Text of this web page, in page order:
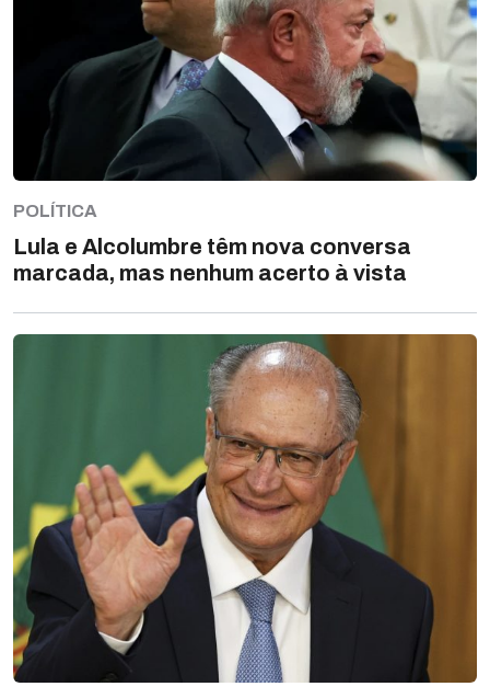
POLÍTICA
Lula e Alcolumbre têm nova conversa
marcada, mas nenhum acerto à vista